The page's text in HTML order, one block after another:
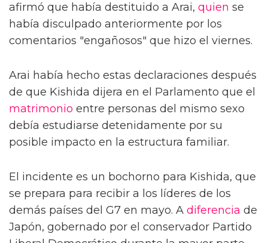
afirmó que había destituido a Arai, quien se
había disculpado anteriormente por los
comentarios "engañosos" que hizo el viernes.
Arai había hecho estas declaraciones después
de que Kishida dijera en el Parlamento que el
matrimonio entre personas del mismo sexo
debía estudiarse detenidamente por su
posible impacto en la estructura familiar.
El incidente es un bochorno para Kishida, que
se prepara para recibir a los líderes de los
demás países del G7 en mayo. A diferencia de
Japón, gobernado por el conservador Partido